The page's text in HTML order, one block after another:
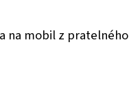
na mobil z pratelného